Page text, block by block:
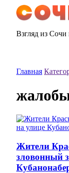
Взгляд из
Главная
Жители
зловонный